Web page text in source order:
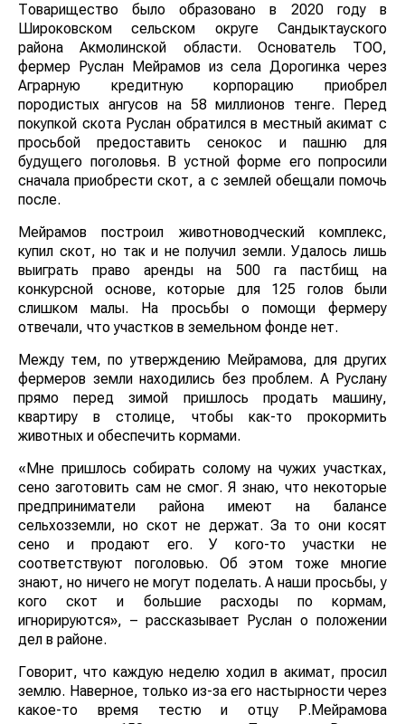
Товарищество было образовано в 2020 году в
Широковском сельском округе Сандыктауского
района Акмолинской области. Основатель ТОО,
фермер Руслан Мейрамов из села Дорогинка через
Аграрную кредитную корпорацию приобрел
породистых ангусов на 58 миллионов тенге. Перед
покупкой скота Руслан обратился в местный акимат с
просьбой предоставить сенокос и пашню для
будущего поголовья. В устной форме его попросили
сначала приобрести скот, а с землей обещали помочь
после.
Мейрамов построил животноводческий комплекс,
купил скот, но так и не получил земли. Удалось лишь
выиграть право аренды на 500 га пастбищ на
конкурсной основе, которые для 125 голов были
слишком малы. На просьбы о помощи фермеру
отвечали, что участков в земельном фонде нет.
Между тем, по утверждению Мейрамова, для других
фермеров земли находились без проблем. А Руслану
прямо перед зимой пришлось продать машину,
квартиру в столице, чтобы как-то прокормить
животных и обеспечить кормами.
«Мне пришлось собирать солому на чужих участках,
сено заготовить сам не смог. Я знаю, что некоторые
предприниматели района имеют на балансе
сельхозземли, но скот не держат. За то они косят
сено и продают его. У кого-то участки не
соответствуют поголовью. Об этом тоже многие
знают, но ничего не могут поделать. А наши просьбы, у
кого скот и большие расходы по кормам,
игнорируются», – рассказывает Руслан о положении
дел в районе.
Говорит, что каждую неделю ходил в акимат, просил
землю. Наверное, только из-за его настырности через
какое-то время тестю и отцу Р.Мейрамова